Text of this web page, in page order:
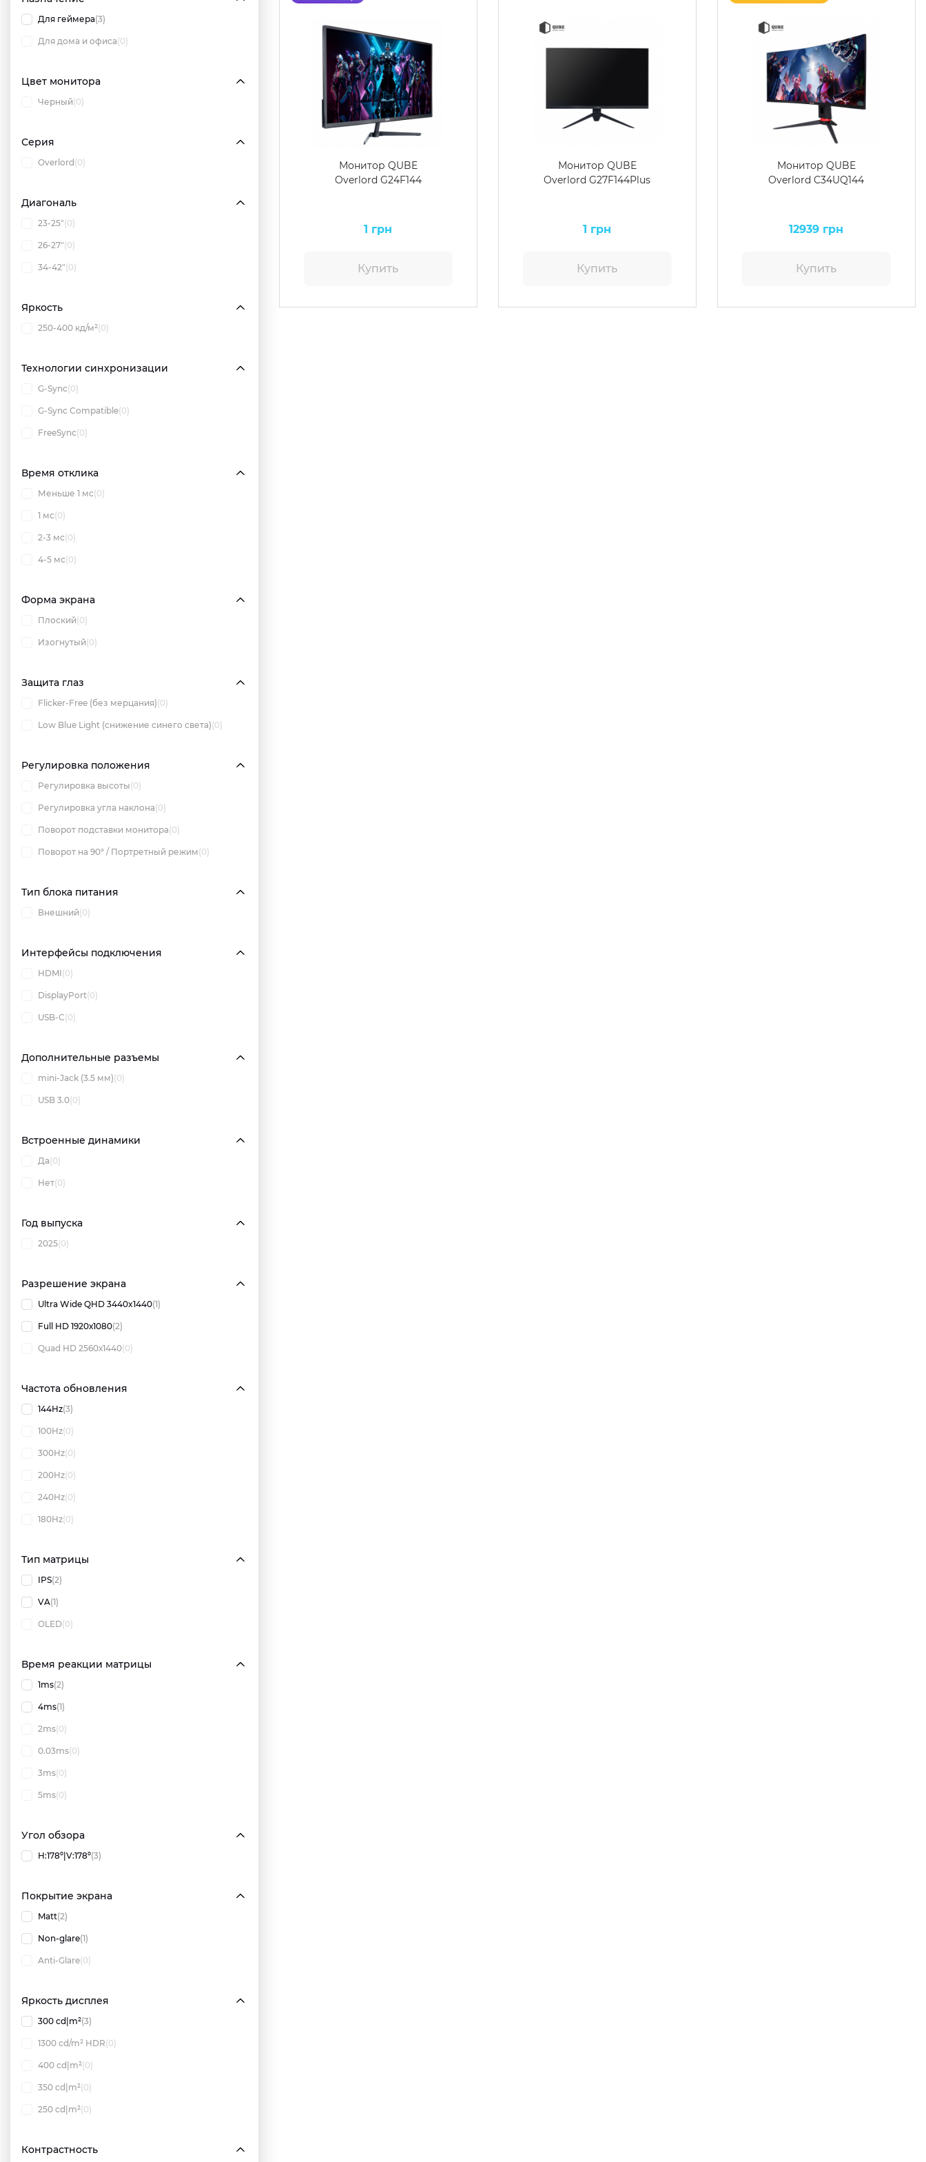
Для геймера(3)
Для дома и офиса(0)
Цвет монитора
Черный(0)
Серия
Overlord (0)
Диагональ
23-25"(0)
26-27"(0)
34-42"(0)
Яркость
250-400 кд/м²(0)
Технологии синхронизации
G-Sync(0)
G-Sync Compatible(0)
FreeSync(0)
Время отклика
Меньше 1 мс(0)
1 мс(0)
2-3 мс(0)
4-5 мс(0)
Форма экрана
Плоский(0)
Изогнутый(0)
Защита глаз
Flicker-Free (без мерцания)(0)
Low Blue Light (снижение синего света)(0)
Регулировка положения
Регулировка высоты(0)
Регулировка угла наклона(0)
Поворот подставки монитора(0)
Поворот на 90° / Портретный режим(0)
Тип блока питания
Внешний(0)
Интерфейсы подключения
HDMI(0)
DisplayPort(0)
USB-C(0)
Дополнительные разъемы
mini-Jack (3.5 мм)(0)
USB 3.0(0)
Встроенные динамики
Да(0)
Нет(0)
Год выпуска
2025(0)
Разрешение экрана
Ultra Wide QHD 3440x1440(1)
Full HD 1920х1080(2)
Quad HD 2560х1440(0)
Частота обновления
144Hz(3)
100Hz(0)
300Hz(0)
200Hz(0)
240Hz(0)
180Hz(0)
Тип матрицы
IPS(2)
VA(1)
OLED(0)
Время реакции матрицы
1ms(2)
4ms(1)
2ms(0)
0.03ms(0)
3ms(0)
5ms(0)
Угол обзора
H:178º|V:178º(3)
Покрытие экрана
Matt(2)
Non-glare(1)
Anti-Glare(0)
Яркость дисплея
300 cd|m²(3)
1300 cd/m² HDR(0)
400 cd|m²(0)
350 cd|m²(0)
250 cd|m²(0)
Контрастность
Монитор QUBE
Overlord G24F144
1 грн
Купить
Монитор QUBE
Overlord G27F144Plus
1 грн
Купить
Монитор QUBE
Overlord C34UQ144
12939 грн
Купить